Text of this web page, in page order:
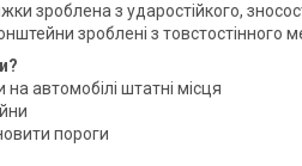
зроблена з ударостійкого,
зроблені з товстостінного
на автомобілі штатні місця
пороги